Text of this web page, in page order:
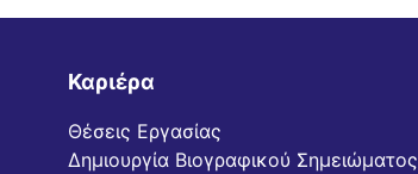
Καριέρα
Θέσεις Εργασίας
Δημιουργία Βιογραφικού Σημειώματος